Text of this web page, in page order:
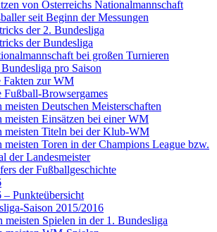
von Österreichs Nationalmannschaft
seit Beginn der Messungen
der 2. Bundesliga
der Bundesliga
bei großen Turnieren
pro Saison
Fakten zur WM
Fußball-Browsergames
meisten Deutschen Meisterschaften
meisten Einsätzen bei einer WM
meisten Titeln bei der Klub-WM
meisten Toren in der Champions League bzw.
der Landesmeister
der Fußballgeschichte
Punkteübersicht
Saison 2015/2016
meisten Spielen in der 1. Bundesliga